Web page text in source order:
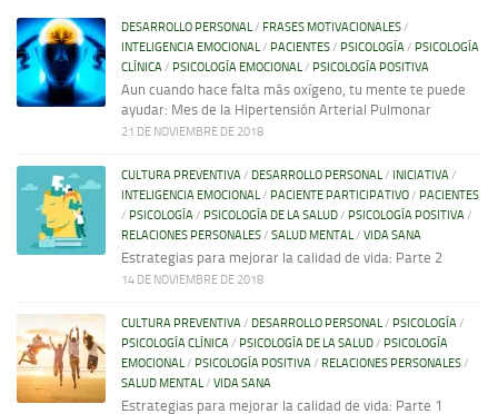
DESARROLLO PERSONAL/ FRASES MOTIVACIONALES/
INTELIGENCIA EMOCIONAL/ PACIENTES/ PSICOLOGÍA/ PSICOLOGÍA
CLÍNICA/ PSICOLOGÍA EMOCIONAL/ PSICOLOGÍA POSITIVA
Aun cuando hace falta más oxígeno, tu mente te puede
ayudar: Mes de la Hipertensión Arterial Pulmonar
21 DE NOVIEMBRE DE 2018
CULTURA PREVENTIVA/ DESARROLLO PERSONAL/ INICIATIVA/
INTELIGENCIA EMOCIONAL/ PACIENTE PARTICIPATIVO/ PACIENTES
/ PSICOLOGÍA/ PSICOLOGÍA DE LA SALUD/ PSICOLOGÍA POSITIVA/
RELACIONES PERSONALES/ SALUD MENTAL/ VIDA SANA
Estrategias para mejorar la calidad de vida: Parte 2
14 DE NOVIEMBRE DE 2018
CULTURA PREVENTIVA/ DESARROLLO PERSONAL/ PSICOLOGÍA/
PSICOLOGÍA CLÍNICA/ PSICOLOGÍA DE LA SALUD/ PSICOLOGÍA
EMOCIONAL/ PSICOLOGÍA POSITIVA/ RELACIONES PERSONALES/
SALUD MENTAL/ VIDA SANA
Estrategias para mejorar la calidad de vida: Parte 1